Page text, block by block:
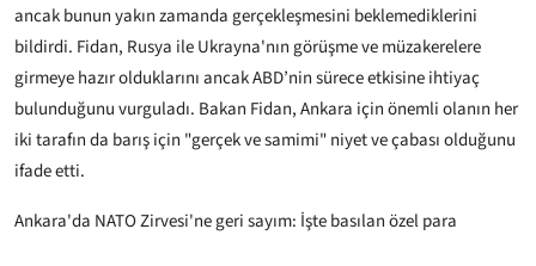
ancak bunun yakın zamanda gerçekleşmesini beklemediklerini
bildirdi. Fidan, Rusya ile Ukrayna'nın görüşme ve müzakerelere
girmeye hazır olduklarını ancak ABD’nin sürece etkisine ihtiyaç
bulunduğunu vurguladı. Bakan Fidan, Ankara için önemli olanın her
iki tarafın da barış için "gerçek ve samimi" niyet ve çabası olduğunu
ifade etti.
Ankara'da NATO Zirvesi'ne geri sayım: İşte basılan özel para